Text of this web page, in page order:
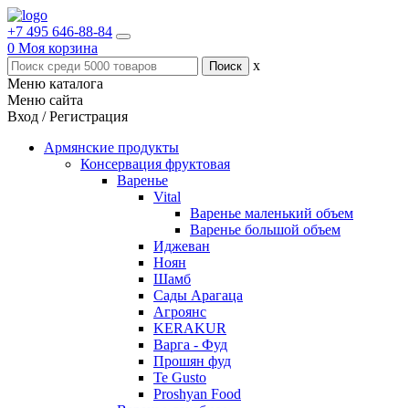
+7 495 646-88-84
0 Моя корзина
x
Меню каталога
Меню сайта
Вход / Регистрация
Армянские продукты
Консервация фруктовая
Варенье
Vital
Варенье маленький объем
Варенье большой объем
Иджеван
Ноян
Шамб
Сады Арагаца
Агроянс
KERAKUR
Варга - Фуд
Прошян фуд
Te Gusto
Proshyan Food